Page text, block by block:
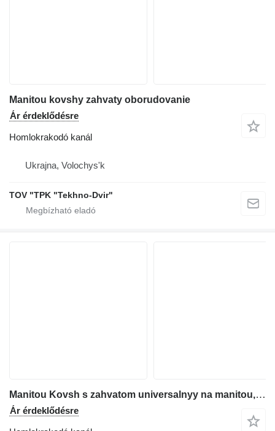
Manitou kovshy zahvaty oborudovanie
Ár érdeklődésre
Homlokrakodó kanál
Ukrajna, Volochys'k
TOV "TPK "Tekhno-Dvir"
Manitou Kovsh s zahvatom universalnyy na manitou, jcb, merlo
Ár érdeklődésre